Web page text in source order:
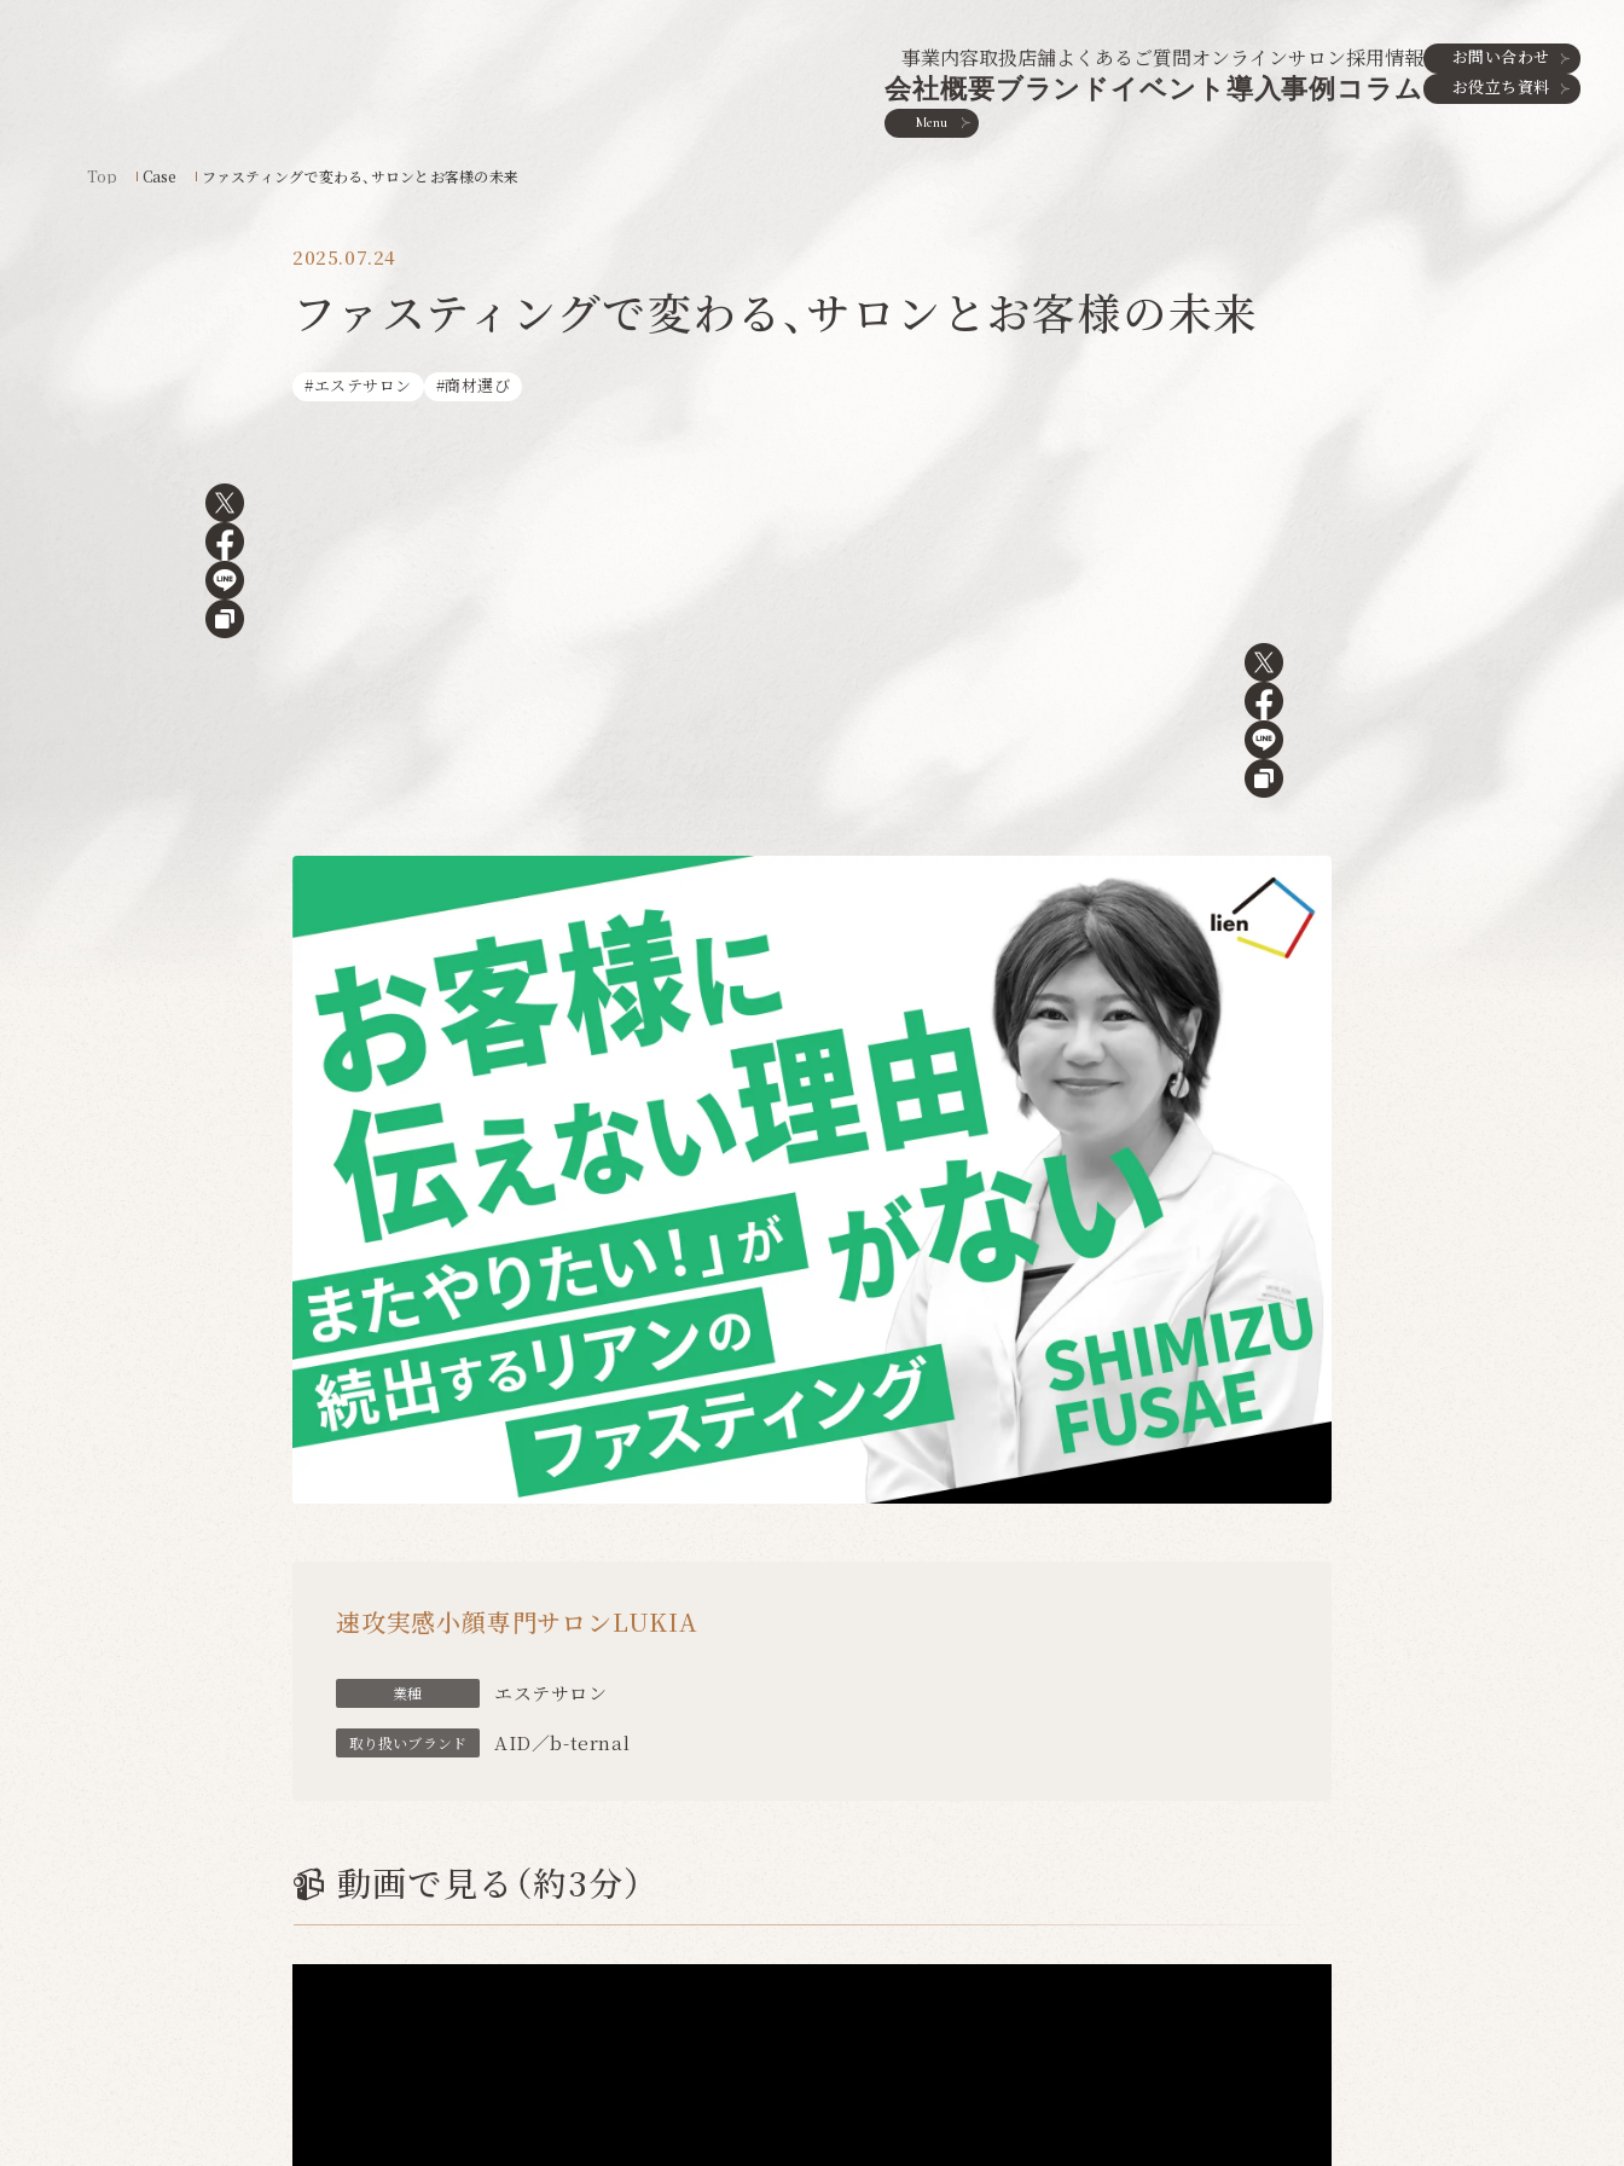
事業内容取扱店舗よくあるご質問オンラインサロン採用情報
会社概要ブランドイベント 導入事例 コラム
お問い合わせ
お役立ち資料
Menu
Top Case ファスティングで変わる、サロンとお客様の未来
2025.07.24
ファスティングで変わる、サロンとお客様の未来
エステサロン 商材選び
速攻実感小顔専門サロンLUKIA
業種 エステサロン
取り扱いブランド AID／b-ternal
📹 動画で見る（約3分）